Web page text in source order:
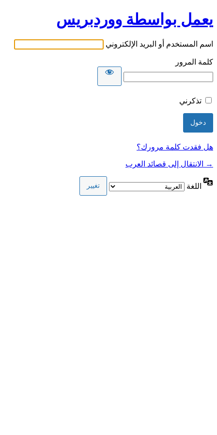
يعمل بواسطة ووردبريس
اسم المستخدم أو البريد الإلكتروني
كلمة المرور
تذكرني
هل فقدت كلمة مرورك؟
→ الانتقال إلى قصائد العرب
اللغة